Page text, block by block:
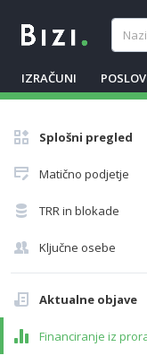
IZRAČUNI
Splošni pregled
Matično podjetje
TRR in blokade
Ključne osebe
Aktualne objave
Financiranje iz